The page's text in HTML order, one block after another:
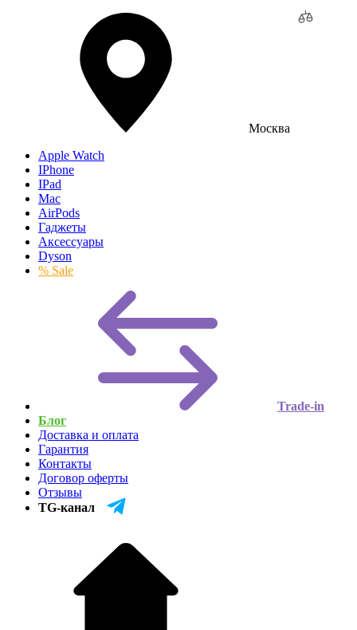
Москва
Apple Watch
IPhone
IPad
Mac
AirPods
Гаджеты
Аксессуары
Dyson
% Sale
Trade-in
Блог
Доставка и оплата
Гарантия
Контакты
Договор оферты
Отзывы
TG-канал